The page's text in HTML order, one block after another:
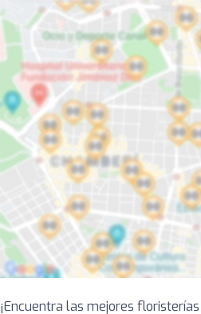
¡Encuentra las mejores